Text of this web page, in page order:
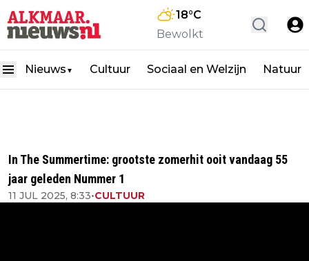
18°C
Bewolkt
Nieuws ▼ Cultuur Sociaal en Welzijn Natuur
In The Summertime: grootste zomerhit ooit vandaag 55
jaar geleden Nummer 1
11 JUL 2025, 8:33•CULTUUR